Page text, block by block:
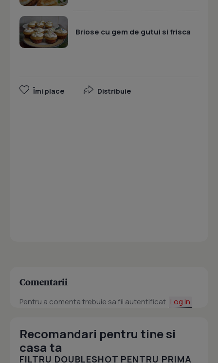
Briose cu gem de gutui si frisca
Îmi place Distribuie
Comentarii
Pentru a comenta trebuie sa fii autentificat. Log in
Recomandari pentru tine si
casa ta
FILTRU DOUBLESHOT PENTRU PRIMA